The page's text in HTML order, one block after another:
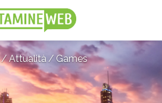
/Attualità / Games